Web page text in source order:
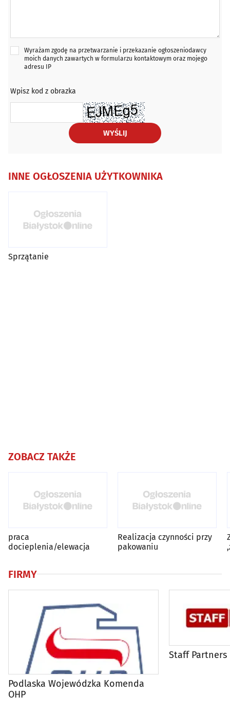
Wyrażam zgodę na przetwarzanie i przekazanie ogłoszeniodawcy
moich danych zawartych w formularzu kontaktowym oraz mojego
adresu IP
Wpisz kod z obrazka
WYŚLIJ
INNE OGŁOSZENIA UŻYTKOWNIKA
Sprzątanie
ZOBACZ TAKŻE
praca
docieplenia/elewacja
Realizacja czynności przy
pakowaniu
FIRMY
Podlaska Wojewódzka Komenda
OHP
Staff Partners